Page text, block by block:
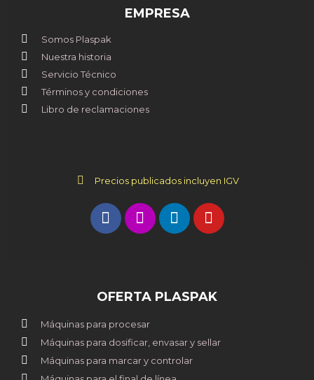
EMPRESA
Somos Plaspak
Nuestra historia
Servicio Técnico
Términos y condiciones
Libro de reclamaciones
Precios publicados incluyen IGV
OFERTA PLASPAK
Máquinas para procesar
Máquinas para dosificar, envasar y sellar
Máquinas para marcar y controlar